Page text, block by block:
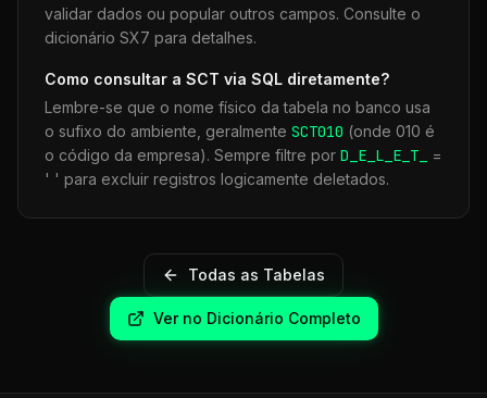
validar dados ou popular outros campos. Consulte o
dicionário SX7 para detalhes.
Como consultar a SCT via SQL diretamente?
Lembre-se que o nome físico da tabela no banco usa
o sufixo do ambiente, geralmente SCT010 (onde 010 é
o código da empresa). Sempre filtre por D_E_L_E_T_
=
' ' para excluir registros logicamente deletados.
Todas as Tabelas
Ver no Dicionário Completo